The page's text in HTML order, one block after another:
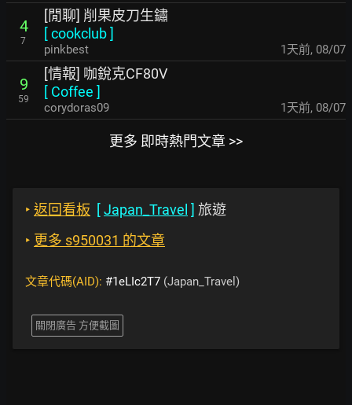
4
7
[閒聊] 削果皮刀生鏽
[cookclub]
pinkbest 1天前, 08/07
9
59
[情報] 咖銳克CF80V
[ Coffee ]
corydoras09 1天前, 08/07
更多 即時熱門文章 >>
‣ 返回看板 [Japan_Travel ] 旅遊
‣ 更多 s950031 的文章
文章代碼(AID): #1eLIc2T7 (Japan_Travel)
關閉廣告 方便截圖